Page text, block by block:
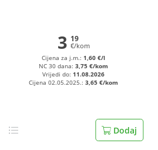
3 19
€/kom
Cijena za j.m.:1,60 €/l
NC 30 dana:3,75 €/kom
Vrijedi do:11.08.2026
Cijena 02.05.2025.:3,65 €/kom
Dodaj